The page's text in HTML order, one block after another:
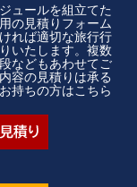
ュールを組立てた
の見積りフォーム
れば適切な旅行行
いたします。複数
などもあわせてご
容の見積りは承る
持ちの方はこちら